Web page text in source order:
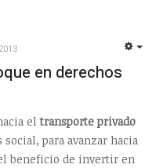
en derechos
el transporte privado
para avanzar hacia
beneficio de invertir en